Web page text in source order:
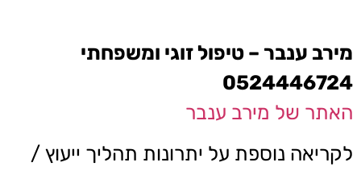
מירב ענבר – טיפול זוגי ומשפחתי
0524446724
האתר של מירב ענבר
לקריאה נוספת על יתרונות תהליך ייעוץ /